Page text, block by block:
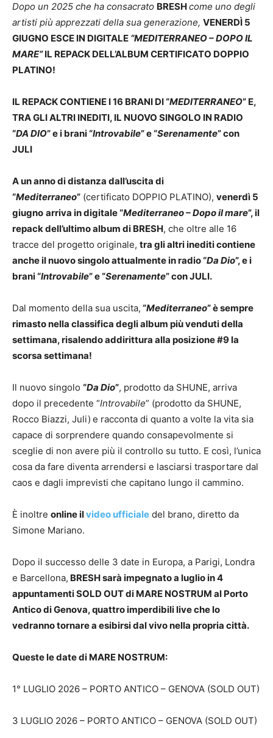
Dopo un 2025 che ha consacrato BRESHcome uno degli
artisti più apprezzati della sua generazione, VENERDÌ 5
GIUGNO ESCE IN DIGITALE “MEDITERRANEO – DOPO IL
MARE”IL REPACK DELL’ALBUM CERTIFICATO DOPPIO
PLATINO!
IL REPACK CONTIENE I 16 BRANI DI “MEDITERRANEO” E,
TRA GLI ALTRI INEDITI, IL NUOVO SINGOLO IN RADIO
“DA DIO”e i brani “Introvabile” e “Serenamente” con
JULI
A un anno di distanza dall’uscita di
“Mediterraneo” (certificato DOPPIO PLATINO), venerdì 5
giugno arriva in digitale “Mediterraneo – Dopo il mare”, il
repack dell’ultimo album di BRESH, che oltre alle 16
tracce del progetto originale, tra gli altri inediti contiene
anche il nuovo singolo attualmente in radio “Da Dio”, e i
brani “Introvabile” e “Serenamente” con JULI.
Dal momento della sua uscita, “Mediterraneo”è sempre
rimasto nella classifica degli album più venduti della
settimana, risalendo addirittura alla posizione #9 la
scorsa settimana!
Il nuovo singolo “Da Dio”, prodotto da SHUNE, arriva
dopo il precedente “Introvabile” (prodotto da SHUNE,
Rocco Biazzi, Juli) e racconta di quanto a volte la vita sia
capace di sorprendere quando consapevolmente si
sceglie di non avere più il controllo su tutto. E così, l’unica
cosa da fare diventa arrendersi e lasciarsi trasportare dal
caos e dagli imprevisti che capitano lungo il cammino.
È inoltre online ilvideo ufficiale del brano, diretto da
Simone Mariano.
Dopo il successo delle 3 date in Europa, a Parigi, Londra
e Barcellona, BRESHsarà impegnato a luglio in 4
appuntamentiSOLD OUTdi MARE NOSTRUM al Porto
Antico di Genova, quattro imperdibili live che lo
vedranno tornare a esibirsi dal vivo nella propria città.
Queste le date di MARE NOSTRUM:
1° LUGLIO 2026 – PORTO ANTICO – GENOVA (SOLD OUT)
3 LUGLIO 2026 – PORTO ANTICO – GENOVA (SOLD OUT)